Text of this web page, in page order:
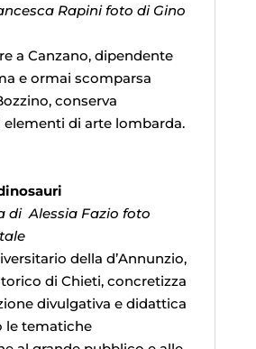
Rapini foto di Gino
a Canzano, dipendente
e ormai scomparsa
conserva
elementi di arte lombarda.
di Alessia Fazio foto
della d’Annunzio,
di Chieti, concretizza
divulgativa e didattica
le tematiche